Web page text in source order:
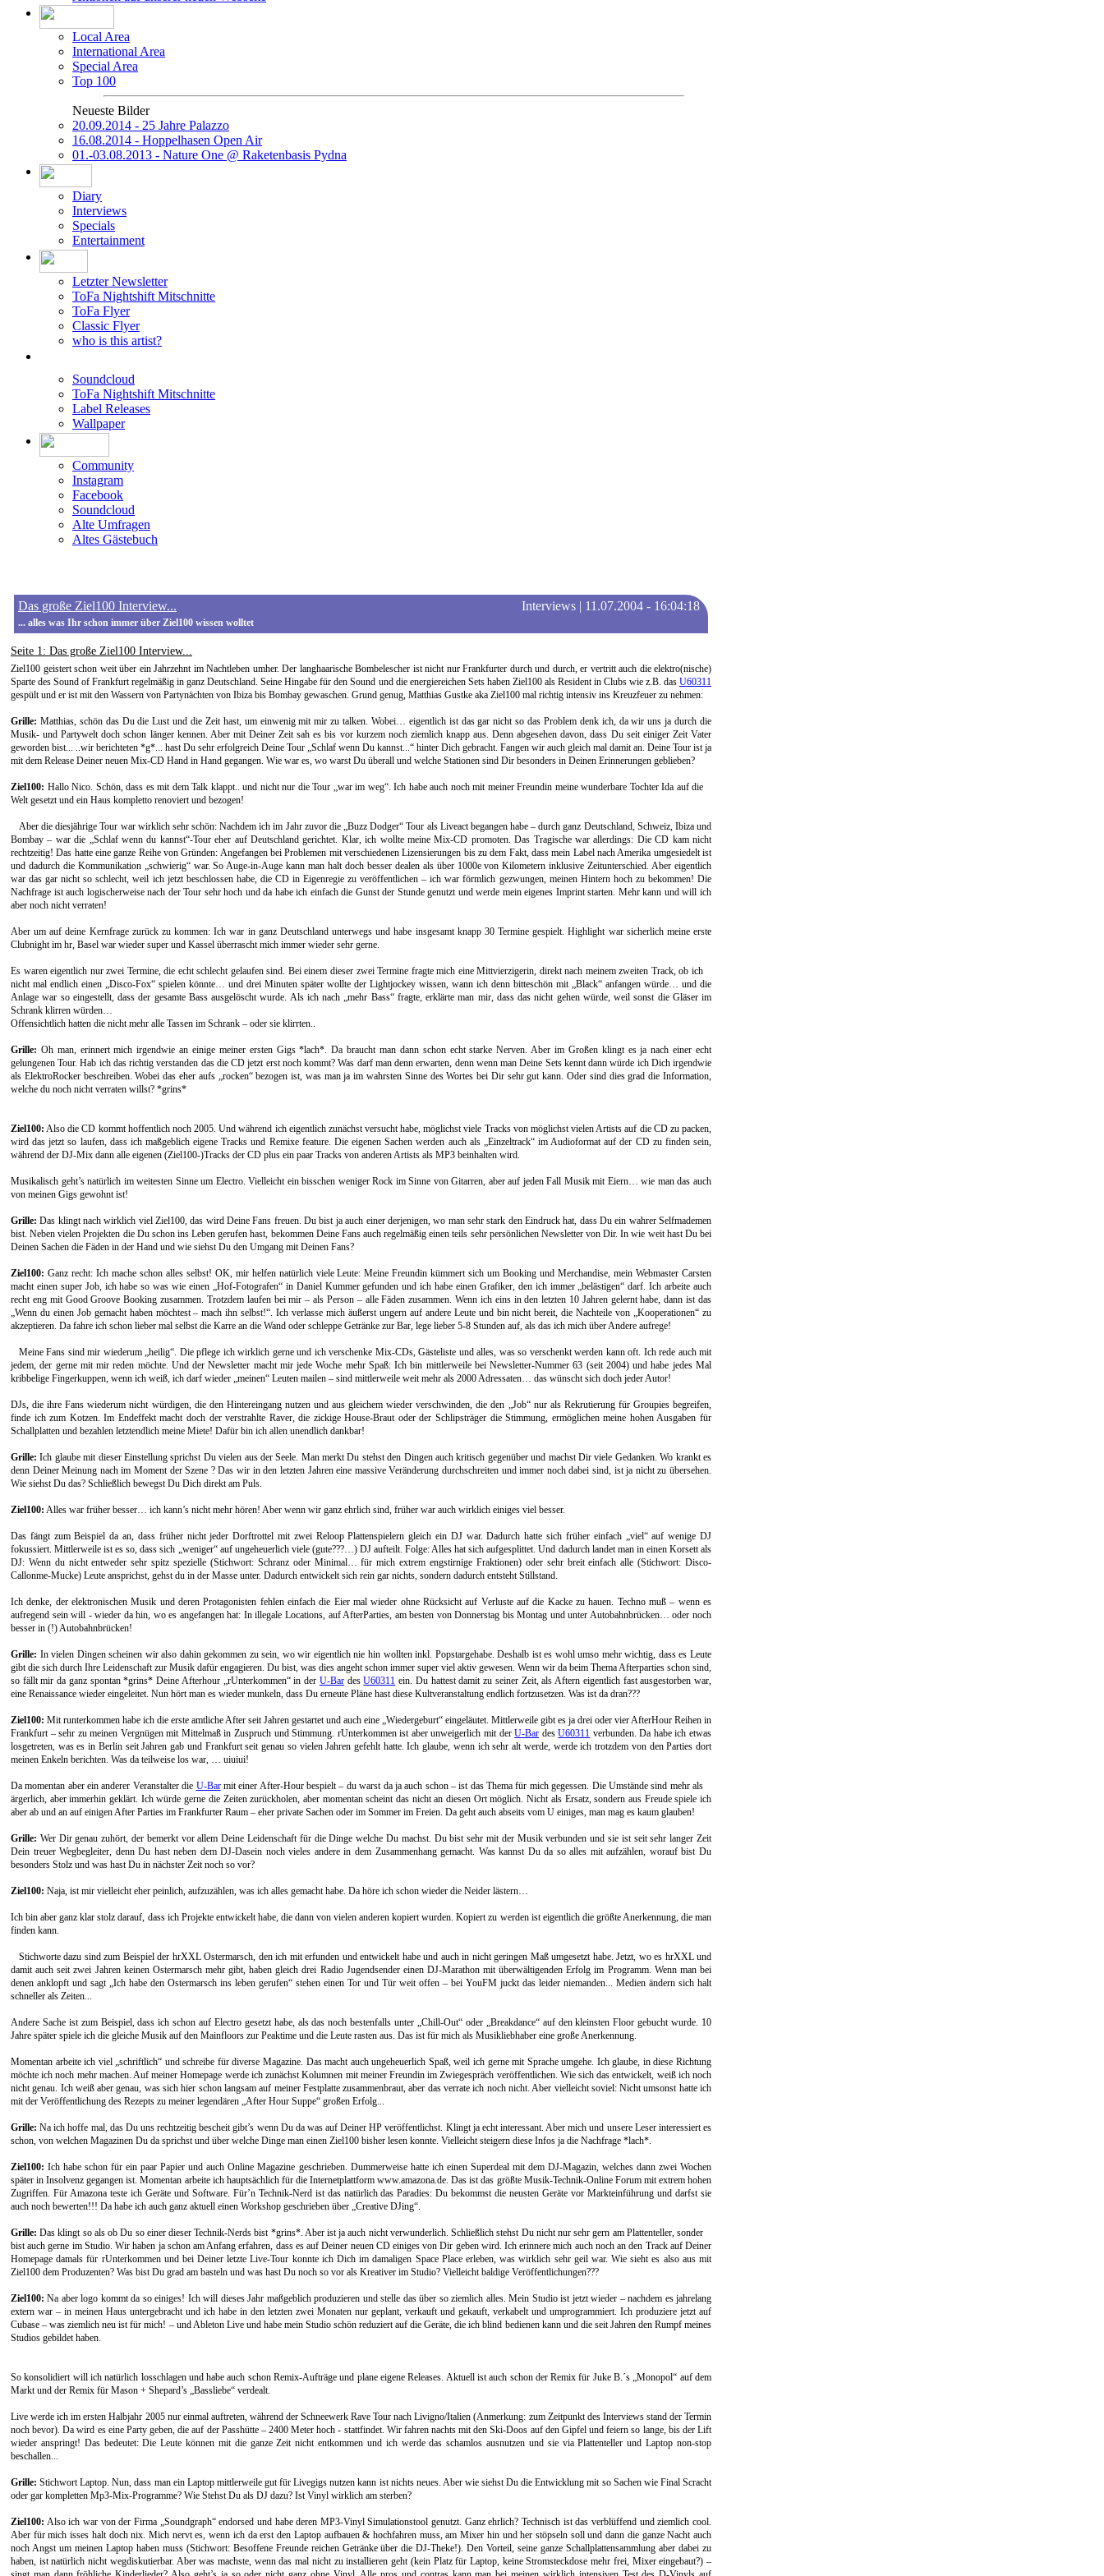
Local Area
International Area
Special Area
Top 100
Neueste Bilder
20.09.2014 - 25 Jahre Palazzo
16.08.2014 - Hoppelhasen Open Air
01.-03.08.2013 - Nature One @ Raketenbasis Pydna
Diary
Interviews
Specials
Entertainment
Letzter Newsletter
ToFa Nightshift Mitschnitte
ToFa Flyer
Classic Flyer
who is this artist?
Soundcloud
ToFa Nightshift Mitschnitte
Label Releases
Wallpaper
Community
Instagram
Facebook
Soundcloud
Alte Umfragen
Altes Gästebuch
Das große Ziel100 Interview... Interviews | 11.07.2004 - 16:04:18
... alles was Ihr schon immer über Ziel100 wissen wolltet
Seite 1: Das große Ziel100 Interview...
Ziel100 geistert schon weit über ein Jahrzehnt im Nachtleben umher. Der langhaarische Bombelescher ist nicht nur Frankfurter durch und durch, er vertritt auch die elektro(nische)
Sparte des Sound of Frankfurt regelmäßig in ganz Deutschland. Seine Hingabe für den Sound und die energiereichen Sets haben Ziel100 als Resident in Clubs wie z.B. das U60311
gespült und er ist mit den Wassern von Partynächten von Ibiza bis Bombay gewaschen. Grund genug, Matthias Gustke aka Ziel100 mal richtig intensiv ins Kreuzfeuer zu nehmen:
Grille: Matthias, schön das Du die Lust und die Zeit hast, um einwenig mit mir zu talken. Wobei… eigentlich ist das gar nicht so das Problem denk ich, da wir uns ja durch die
Musik- und Partywelt doch schon länger kennen. Aber mit Deiner Zeit sah es bis vor kurzem noch ziemlich knapp aus. Denn abgesehen davon, dass Du seit einiger Zeit Vater
geworden bist... ..wir berichteten *g*... hast Du sehr erfolgreich Deine Tour „Schlaf wenn Du kannst...“ hinter Dich gebracht. Fangen wir auch gleich mal damit an. Deine Tour ist ja
mit dem Release Deiner neuen Mix-CD Hand in Hand gegangen. Wie war es, wo warst Du überall und welche Stationen sind Dir besonders in Deinen Erinnerungen geblieben?
Ziel100: Hallo Nico. Schön, dass es mit dem Talk klappt.. und nicht nur die Tour „war im weg“. Ich habe auch noch mit meiner Freundin meine wunderbare Tochter Ida auf die
Welt gesetzt und ein Haus kompletto renoviert und bezogen!
Aber die diesjährige Tour war wirklich sehr schön: Nachdem ich im Jahr zuvor die „Buzz Dodger“ Tour als Liveact begangen habe – durch ganz Deutschland, Schweiz, Ibiza und
Bombay – war die „Schlaf wenn du kannst“-Tour eher auf Deutschland gerichtet. Klar, ich wollte meine Mix-CD promoten. Das Tragische war allerdings: Die CD kam nicht
rechtzeitig! Das hatte eine ganze Reihe von Gründen: Angefangen bei Problemen mit verschiedenen Lizensierungen bis zu dem Fakt, dass mein Label nach Amerika umgesiedelt ist
und dadurch die Kommunikation „schwierig“ war. So Auge-in-Auge kann man halt doch besser dealen als über 1000e von Kilometern inklusive Zeitunterschied. Aber eigentlich
war das gar nicht so schlecht, weil ich jetzt beschlossen habe, die CD in Eigenregie zu veröffentlichen – ich war förmlich gezwungen, meinen Hintern hoch zu bekommen! Die
Nachfrage ist auch logischerweise nach der Tour sehr hoch und da habe ich einfach die Gunst der Stunde genutzt und werde mein eigenes Imprint starten. Mehr kann und will ich
aber noch nicht verraten!
Aber um auf deine Kernfrage zurück zu kommen: Ich war in ganz Deutschland unterwegs und habe insgesamt knapp 30 Termine gespielt. Highlight war sicherlich meine erste
Clubnight im hr, Basel war wieder super und Kassel überrascht mich immer wieder sehr gerne.
Es waren eigentlich nur zwei Termine, die echt schlecht gelaufen sind. Bei einem dieser zwei Termine fragte mich eine Mittvierzigerin, direkt nach meinem zweiten Track, ob ich
nicht mal endlich einen „Disco-Fox“ spielen könnte… und drei Minuten später wollte der Lightjockey wissen, wann ich denn bitteschön mit „Black“ anfangen würde… und die
Anlage war so eingestellt, dass der gesamte Bass ausgelöscht wurde. Als ich nach „mehr Bass“ fragte, erklärte man mir, dass das nicht gehen würde, weil sonst die Gläser im
Schrank klirren würden…
Offensichtlich hatten die nicht mehr alle Tassen im Schrank – oder sie klirrten..
Grille: Oh man, erinnert mich irgendwie an einige meiner ersten Gigs *lach*. Da braucht man dann schon echt starke Nerven. Aber im Großen klingt es ja nach einer echt
gelungenen Tour. Hab ich das richtig verstanden das die CD jetzt erst noch kommt? Was darf man denn erwarten, denn wenn man Deine Sets kennt dann würde ich Dich irgendwie
als ElektroRocker beschreiben. Wobei das eher aufs „rocken“ bezogen ist, was man ja im wahrsten Sinne des Wortes bei Dir sehr gut kann. Oder sind dies grad die Information,
welche du noch nicht verraten willst? *grins*
Ziel100: Also die CD kommt hoffentlich noch 2005. Und während ich eigentlich zunächst versucht habe, möglichst viele Tracks von möglichst vielen Artists auf die CD zu packen,
wird das jetzt so laufen, dass ich maßgeblich eigene Tracks und Remixe feature. Die eigenen Sachen werden auch als „Einzeltrack“ im Audioformat auf der CD zu finden sein,
während der DJ-Mix dann alle eigenen (Ziel100-)Tracks der CD plus ein paar Tracks von anderen Artists als MP3 beinhalten wird.
Musikalisch geht’s natürlich im weitesten Sinne um Electro. Vielleicht ein bisschen weniger Rock im Sinne von Gitarren, aber auf jeden Fall Musik mit Eiern… wie man das auch
von meinen Gigs gewohnt ist!
Grille: Das klingt nach wirklich viel Ziel100, das wird Deine Fans freuen. Du bist ja auch einer derjenigen, wo man sehr stark den Eindruck hat, dass Du ein wahrer Selfmademen
bist. Neben vielen Projekten die Du schon ins Leben gerufen hast, bekommen Deine Fans auch regelmäßig einen teils sehr persönlichen Newsletter von Dir. In wie weit hast Du bei
Deinen Sachen die Fäden in der Hand und wie siehst Du den Umgang mit Deinen Fans?
Ziel100: Ganz recht: Ich mache schon alles selbst! OK, mir helfen natürlich viele Leute: Meine Freundin kümmert sich um Booking und Merchandise, mein Webmaster Carsten
macht einen super Job, ich habe so was wie einen „Hof-Fotografen“ in Daniel Kummer gefunden und ich habe einen Grafiker, den ich immer „belästigen“ darf. Ich arbeite auch
recht eng mit Good Groove Booking zusammen. Trotzdem laufen bei mir – als Person – alle Fäden zusammen. Wenn ich eins in den letzten 10 Jahren gelernt habe, dann ist das
„Wenn du einen Job gemacht haben möchtest – mach ihn selbst!“. Ich verlasse mich äußerst ungern auf andere Leute und bin nicht bereit, die Nachteile von „Kooperationen“ zu
akzeptieren. Da fahre ich schon lieber mal selbst die Karre an die Wand oder schleppe Getränke zur Bar, lege lieber 5-8 Stunden auf, als das ich mich über Andere aufrege!
Meine Fans sind mir wiederum „heilig“. Die pflege ich wirklich gerne und ich verschenke Mix-CDs, Gästeliste und alles, was so verschenkt werden kann oft. Ich rede auch mit
jedem, der gerne mit mir reden möchte. Und der Newsletter macht mir jede Woche mehr Spaß: Ich bin mittlerweile bei Newsletter-Nummer 63 (seit 2004) und habe jedes Mal
kribbelige Fingerkuppen, wenn ich weiß, ich darf wieder „meinen“ Leuten mailen – sind mittlerweile weit mehr als 2000 Adressaten… das wünscht sich doch jeder Autor!
DJs, die ihre Fans wiederum nicht würdigen, die den Hintereingang nutzen und aus gleichem wieder verschwinden, die den „Job“ nur als Rekrutierung für Groupies begreifen,
finde ich zum Kotzen. Im Endeffekt macht doch der verstrahlte Raver, die zickige House-Braut oder der Schlipsträger die Stimmung, ermöglichen meine hohen Ausgaben für
Schallplatten und bezahlen letztendlich meine Miete! Dafür bin ich allen unendlich dankbar!
Grille: Ich glaube mit dieser Einstellung sprichst Du vielen aus der Seele. Man merkt Du stehst den Dingen auch kritisch gegenüber und machst Dir viele Gedanken. Wo krankt es
denn Deiner Meinung nach im Moment der Szene ? Das wir in den letzten Jahren eine massive Veränderung durchschreiten und immer noch dabei sind, ist ja nicht zu übersehen.
Wie siehst Du das? Schließlich bewegst Du Dich direkt am Puls.
Ziel100: Alles war früher besser… ich kann’s nicht mehr hören! Aber wenn wir ganz ehrlich sind, früher war auch wirklich einiges viel besser.
Das fängt zum Beispiel da an, dass früher nicht jeder Dorftrottel mit zwei Reloop Plattenspielern gleich ein DJ war. Dadurch hatte sich früher einfach „viel“ auf wenige DJ
fokussiert. Mittlerweile ist es so, dass sich „weniger“ auf ungeheuerlich viele (gute???…) DJ aufteilt. Folge: Alles hat sich aufgesplittet. Und dadurch landet man in einen Korsett als
DJ: Wenn du nicht entweder sehr spitz spezielle (Stichwort: Schranz oder Minimal… für mich extrem engstirnige Fraktionen) oder sehr breit einfach alle (Stichwort: Disco-
Callonme-Mucke) Leute ansprichst, gehst du in der Masse unter. Dadurch entwickelt sich rein gar nichts, sondern dadurch entsteht Stillstand.
Ich denke, der elektronischen Musik und deren Protagonisten fehlen einfach die Eier mal wieder ohne Rücksicht auf Verluste auf die Kacke zu hauen. Techno muß – wenn es
aufregend sein will - wieder da hin, wo es angefangen hat: In illegale Locations, auf AfterParties, am besten von Donnerstag bis Montag und unter Autobahnbrücken… oder noch
besser in (!) Autobahnbrücken!
Grille: In vielen Dingen scheinen wir also dahin gekommen zu sein, wo wir eigentlich nie hin wollten inkl. Popstargehabe. Deshalb ist es wohl umso mehr wichtig, dass es Leute
gibt die sich durch Ihre Leidenschaft zur Musik dafür engagieren. Du bist, was dies angeht schon immer super viel aktiv gewesen. Wenn wir da beim Thema Afterparties schon sind,
so fällt mir da ganz spontan *grins* Deine Afterhour „rUnterkommen“ in der U-BardesU60311 ein. Du hattest damit zu seiner Zeit, als Aftern eigentlich fast ausgestorben war,
eine Renaissance wieder eingeleitet. Nun hört man es wieder munkeln, dass Du erneute Pläne hast diese Kultveranstaltung endlich fortzusetzen. Was ist da dran???
Ziel100: Mit runterkommen habe ich die erste amtliche After seit Jahren gestartet und auch eine „Wiedergeburt“ eingeläutet. Mittlerweile gibt es ja drei oder vier AfterHour Reihen in
Frankfurt – sehr zu meinen Vergnügen mit Mittelmaß in Zuspruch und Stimmung. rUnterkommen ist aber unweigerlich mit derU-Bar desU60311 verbunden. Da habe ich etwas
losgetreten, was es in Berlin seit Jahren gab und Frankfurt seit genau so vielen Jahren gefehlt hatte. Ich glaube, wenn ich sehr alt werde, werde ich trotzdem von den Parties dort
meinen Enkeln berichten. Was da teilweise los war, … uiuiui!
Da momentan aber ein anderer Veranstalter die U-Barmit einer After-Hour bespielt – du warst da ja auch schon – ist das Thema für mich gegessen. Die Umstände sind mehr als
ärgerlich, aber immerhin geklärt. Ich würde gerne die Zeiten zurückholen, aber momentan scheint das nicht an diesen Ort möglich. Nicht als Ersatz, sondern aus Freude spiele ich
aber ab und an auf einigen After Parties im Frankfurter Raum – eher private Sachen oder im Sommer im Freien. Da geht auch abseits vom U einiges, man mag es kaum glauben!
Grille: Wer Dir genau zuhört, der bemerkt vor allem Deine Leidenschaft für die Dinge welche Du machst. Du bist sehr mit der Musik verbunden und sie ist seit sehr langer Zeit
Dein treuer Wegbegleiter, denn Du hast neben dem DJ-Dasein noch vieles andere in dem Zusammenhang gemacht. Was kannst Du da so alles mit aufzählen, worauf bist Du
besonders Stolz und was hast Du in nächster Zeit noch so vor?
Ziel100: Naja, ist mir vielleicht eher peinlich, aufzuzählen, was ich alles gemacht habe. Da höre ich schon wieder die Neider lästern…
Ich bin aber ganz klar stolz darauf, dass ich Projekte entwickelt habe, die dann von vielen anderen kopiert wurden. Kopiert zu werden ist eigentlich die größte Anerkennung, die man
finden kann.
Stichworte dazu sind zum Beispiel der hrXXL Ostermarsch, den ich mit erfunden und entwickelt habe und auch in nicht geringen Maß umgesetzt habe. Jetzt, wo es hrXXL und
damit auch seit zwei Jahren keinen Ostermarsch mehr gibt, haben gleich drei Radio Jugendsender einen DJ-Marathon mit überwältigenden Erfolg im Programm. Wenn man bei
denen anklopft und sagt „Ich habe den Ostermarsch ins leben gerufen“ stehen einen Tor und Tür weit offen – bei YouFM juckt das leider niemanden... Medien ändern sich halt
schneller als Zeiten...
Andere Sache ist zum Beispiel, dass ich schon auf Electro gesetzt habe, als das noch bestenfalls unter „Chill-Out“ oder „Breakdance“ auf den kleinsten Floor gebucht wurde. 10
Jahre später spiele ich die gleiche Musik auf den Mainfloors zur Peaktime und die Leute rasten aus. Das ist für mich als Musikliebhaber eine große Anerkennung.
Momentan arbeite ich viel „schriftlich“ und schreibe für diverse Magazine. Das macht auch ungeheuerlich Spaß, weil ich gerne mit Sprache umgehe. Ich glaube, in diese Richtung
möchte ich noch mehr machen. Auf meiner Homepage werde ich zunächst Kolumnen mit meiner Freundin im Zwiegespräch veröffentlichen. Wie sich das entwickelt, weiß ich noch
nicht genau. Ich weiß aber genau, was sich hier schon langsam auf meiner Festplatte zusammenbraut, aber das verrate ich noch nicht. Aber vielleicht soviel: Nicht umsonst hatte ich
mit der Veröffentlichung des Rezepts zu meiner legendären „After Hour Suppe“ großen Erfolg...
Grille: Na ich hoffe mal, das Du uns rechtzeitig bescheit gibt’s wenn Du da was auf Deiner HP veröffentlichst. Klingt ja echt interessant. Aber mich und unsere Leser interessiert es
schon, von welchen Magazinen Du da sprichst und über welche Dinge man einen Ziel100 bisher lesen konnte. Vielleicht steigern diese Infos ja die Nachfrage *lach*.
Ziel100: Ich habe schon für ein paar Papier und auch Online Magazine geschrieben. Dummerweise hatte ich einen Superdeal mit dem DJ-Magazin, welches dann zwei Wochen
später in Insolvenz gegangen ist. Momentan arbeite ich hauptsächlich für die Internetplattform www.amazona.de. Das ist das größte Musik-Technik-Online Forum mit extrem hohen
Zugriffen. Für Amazona teste ich Geräte und Software. Für’n Technik-Nerd ist das natürlich das Paradies: Du bekommst die neusten Geräte vor Markteinführung und darfst sie
auch noch bewerten!!! Da habe ich auch ganz aktuell einen Workshop geschrieben über „Creative DJing“.
Grille: Das klingt so als ob Du so einer dieser Technik-Nerds bist *grins*. Aber ist ja auch nicht verwunderlich. Schließlich stehst Du nicht nur sehr gern am Plattenteller, sonder
bist auch gerne im Studio. Wir haben ja schon am Anfang erfahren, dass es auf Deiner neuen CD einiges von Dir geben wird. Ich erinnere mich auch noch an den Track auf Deiner
Homepage damals für rUnterkommen und bei Deiner letzte Live-Tour konnte ich Dich im damaligen Space Place erleben, was wirklich sehr geil war. Wie sieht es also aus mit
Ziel100 dem Produzenten? Was bist Du grad am basteln und was hast Du noch so vor als Kreativer im Studio? Vielleicht baldige Veröffentlichungen???
Ziel100: Na aber logo kommt da so einiges! Ich will dieses Jahr maßgeblich produzieren und stelle das über so ziemlich alles. Mein Studio ist jetzt wieder – nachdem es jahrelang
extern war – in meinen Haus untergebracht und ich habe in den letzten zwei Monaten nur geplant, verkauft und gekauft, verkabelt und umprogrammiert. Ich produziere jetzt auf
Cubase – was ziemlich neu ist für mich! – und Ableton Live und habe mein Studio schön reduziert auf die Geräte, die ich blind bedienen kann und die seit Jahren den Rumpf meines
Studios gebildet haben.
So konsolidiert will ich natürlich losschlagen und habe auch schon Remix-Aufträge und plane eigene Releases. Aktuell ist auch schon der Remix für Juke B.´s „Monopol“ auf dem
Markt und der Remix für Mason + Shepard’s „Bassliebe“ verdealt.
Live werde ich im ersten Halbjahr 2005 nur einmal auftreten, während der Schneewerk Rave Tour nach Livigno/Italien (Anmerkung: zum Zeitpunkt des Interviews stand der Termin
noch bevor). Da wird es eine Party geben, die auf der Passhütte – 2400 Meter hoch - stattfindet. Wir fahren nachts mit den Ski-Doos auf den Gipfel und feiern so lange, bis der Lift
wieder anspringt! Das bedeutet: Die Leute können mit die ganze Zeit nicht entkommen und ich werde das schamlos ausnutzen und sie via Plattenteller und Laptop non-stop
beschallen...
Grille: Stichwort Laptop. Nun, dass man ein Laptop mittlerweile gut für Livegigs nutzen kann ist nichts neues. Aber wie siehst Du die Entwicklung mit so Sachen wie Final Scracht
oder gar kompletten Mp3-Mix-Programme? Wie Stehst Du als DJ dazu? Ist Vinyl wirklich am sterben?
Ziel100: Also ich war von der Firma „Soundgraph“ endorsed und habe deren MP3-Vinyl Simulationstool genutzt. Ganz ehrlich? Technisch ist das verblüffend und ziemlich cool.
Aber für mich isses halt doch nix. Mich nervt es, wenn ich da erst den Laptop aufbauen & hochfahren muss, am Mixer hin und her stöpseln soll und dann die ganze Nacht auch
noch Angst um meinen Laptop haben muss (Stichwort: Besoffene Freunde reichen Getränke über die DJ-Theke!). Den Vorteil, seine ganze Schallplattensammlung aber dabei zu
haben, ist natürlich nicht wegdiskutierbar. Aber was machste, wenn das mal nicht zu installieren geht (kein Platz für Laptop, keine Stromsteckdose mehr frei, Mixer eingebaut?) –